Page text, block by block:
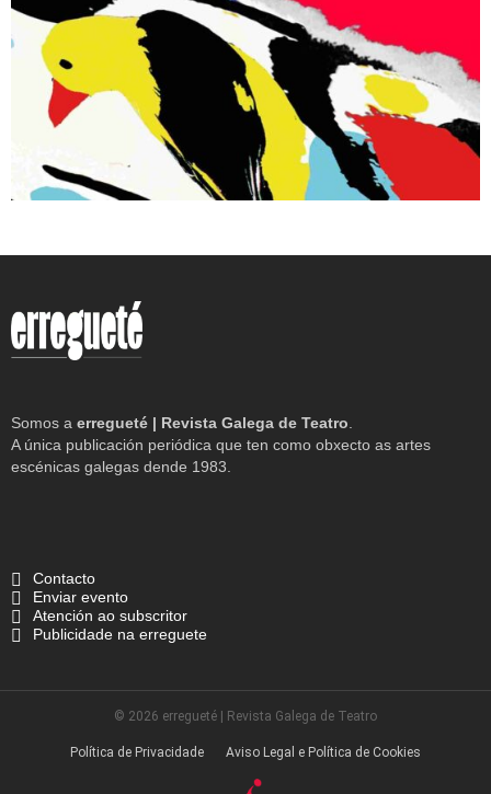
Somos a erregueté | Revista Galega de Teatro
A única publicación periódica que ten como obxecto as artes
escénicas galegas dende 1983.
Contacto
Enviar evento
Atención ao subscritor
Publicidade na erreguete
© 2026 erregueté | Revista Galega de Teatro
Política de Privacidade Aviso Legal e Política de Cookies